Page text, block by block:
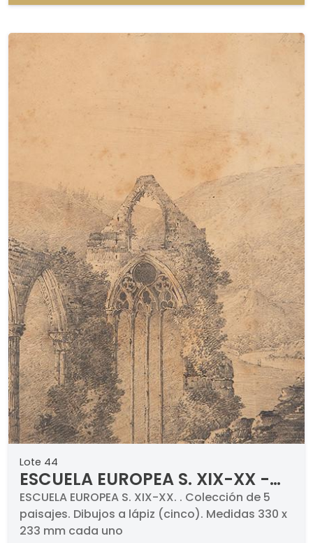
Lote 44
ESCUELA EUROPEA S. XIX-XX -
Colección de 5 paisajes
ESCUELA EUROPEA S. XIX-XX. . Colección de 5
paisajes. Dibujos a lápiz (cinco). Medidas 330 x
233 mm cada uno